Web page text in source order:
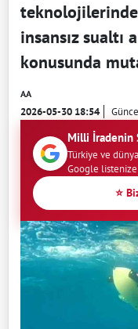
insansız sualtı
konusunda
AA
2026-05-30 18:54
Milli İradenin
Türkiye ve
Google
⭐